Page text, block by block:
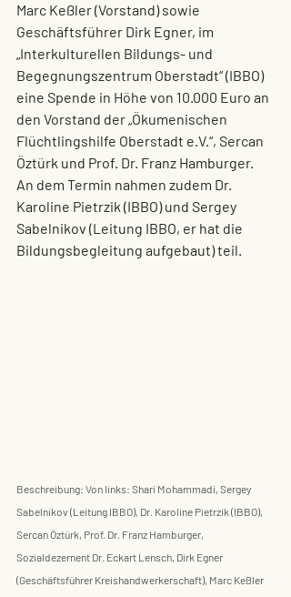
Marc Keßler (Vorstand) sowie
Geschäftsführer Dirk Egner, im
„Interkulturellen Bildungs- und
Begegnungszentrum Oberstadt“ (IBBO)
eine Spende in Höhe von 10.000 Euro an
den Vorstand der „Ökumenischen
Flüchtlingshilfe Oberstadt e.V.“, Sercan
Öztürk und Prof. Dr. Franz Hamburger.
An dem Termin nahmen zudem Dr.
Karoline Pietrzik (IBBO) und Sergey
Sabelnikov (Leitung IBBO, er hat die
Bildungsbegleitung aufgebaut) teil.
Beschreibung: Von links: Shari Mohammadi, Sergey
Sabelnikov (Leitung IBBO), Dr. Karoline Pietrzik (IBBO),
Sercan Öztürk, Prof. Dr. Franz Hamburger,
Sozialdezernent Dr. Eckart Lensch, Dirk Egner
(Geschäftsführer Kreishandwerkerschaft), Marc Keßler